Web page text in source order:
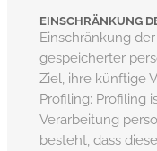
EINSCHRÄNKUNG
Einschränkung
gespeicherter
Ziel, ihre künftige
Profiling: Profiling
Verarbeitung
besteht, dass